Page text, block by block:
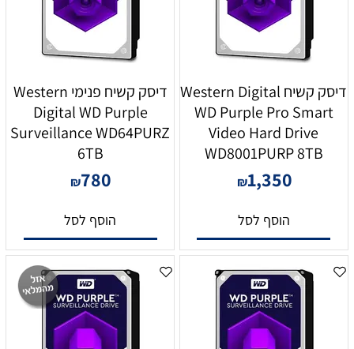
דיסק קשיח Western Digital
WD Purple Pro Smart
Video Hard Drive
WD8001PURP 8TB
₪1,350
הוסף לסל
דיסק קשיח פנימי Western
Digital WD Purple
Surveillance WD64PURZ
6TB
₪780
הוסף לסל